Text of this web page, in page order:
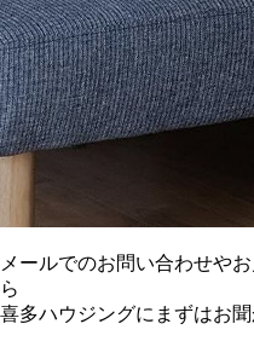
メールでのお問い合わせや
ら
喜多ハウジングにまずはお